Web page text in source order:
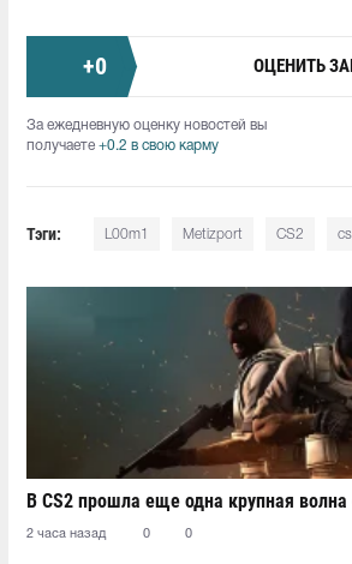
+0 ОЦЕНИТЬ
За ежедневную оценку новостей вы
получаете +0.2 в свою карму
Тэги: L00m1⁠ Metizport CS2 cs
В CS2 прошла еще одна крупная волна
2 часа назад 0 0